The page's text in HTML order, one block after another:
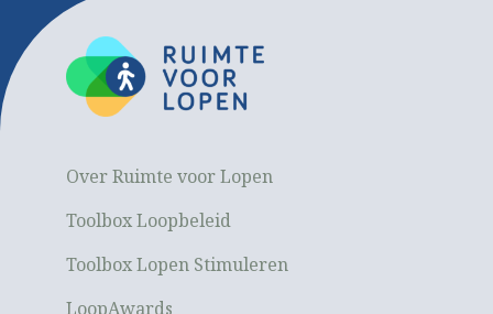
Over Ruimte voor Lopen
Toolbox Loopbeleid
Toolbox Lopen Stimuleren
LoopAwards